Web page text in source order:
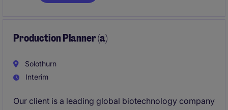
Production Planner (a)
Solothurn
Interim
Our client is a leading global biotechnology company